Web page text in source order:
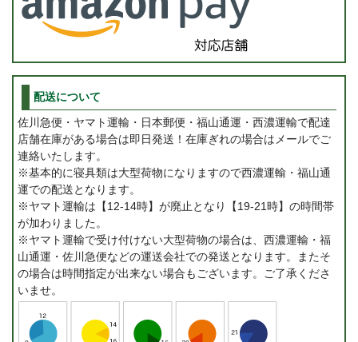
配送について
佐川急便・ヤマト運輸・日本郵便・福山通運・西濃運輸で配達
店舗在庫がある場合は即日発送！在庫ぎれの場合はメールでご
連絡いたします。
※基本的に寝具類は大型荷物になりますので西濃運輸・福山通
運での配送となります。
※ヤマト運輸は【12-14時】が廃止となり【19-21時】の時間帯
が加わりました。
※ヤマト運輸で受け付けない大型荷物の場合は、西濃運輸・福
山通運・佐川急便などの運送会社での発送となります。またそ
の場合は時間指定が出来ない場合もございます。ご了承くださ
いませ。